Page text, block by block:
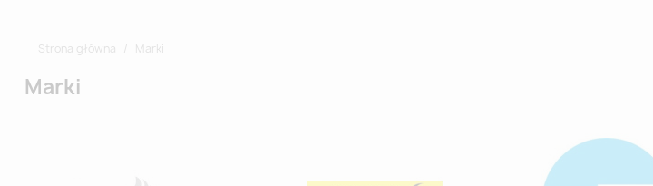
Strona główna Marki
Marki